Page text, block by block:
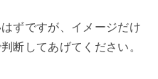
ずですが、イメージだけ
断してあげてください。